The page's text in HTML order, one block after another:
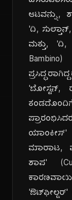
ಆಟವನ್ನು,
'ದಿ,
ಮತ್ತು, 'ದಿ,
'ಬೋಸ್ಟನ್,
ಯಾಂಕೀಸ್'
ಮಾರಾಟ,
ಶಾಪ'
'ಔಟ್‌ಫೀಲ್ಡರ್'